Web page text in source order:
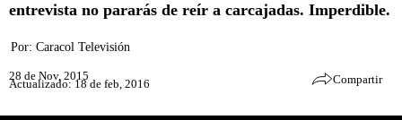
entrevista no pararás de reír a carcajadas. Imperdible.
Por: Caracol Televisión
28 de Nov, 2015
Actualizado: 18 de feb, 2016 Compartir